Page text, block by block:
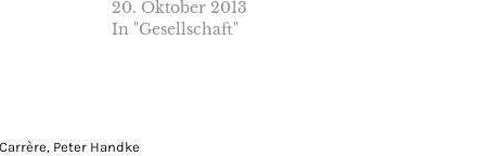
20. Oktober 2013
In "Gesellschaft"
, Peter Handke